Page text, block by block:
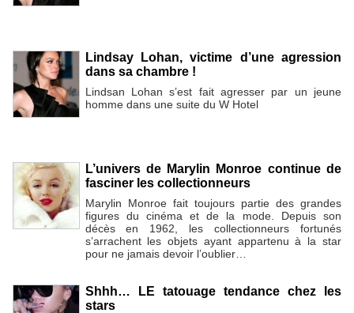
Lindsay Lohan, victime d’une agression
dans sa chambre !
Lindsan Lohan s’est fait agresser par un jeune
homme dans une suite du W Hotel
L’univers de Marylin Monroe continue de
fasciner les collectionneurs
Marylin Monroe fait toujours partie des grandes
figures du cinéma et de la mode. Depuis son
décès en 1962, les collectionneurs fortunés
s’arrachent les objets ayant appartenu à la star
pour ne jamais devoir l’oublier…
Shhh… LE tatouage tendance chez les
stars